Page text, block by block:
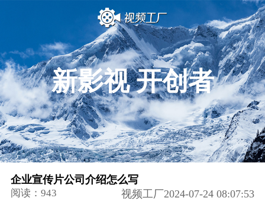
新影视 开创者
企业宣传片公司介绍怎么写
阅读：943 视频工厂2024-07-24 08:07:53